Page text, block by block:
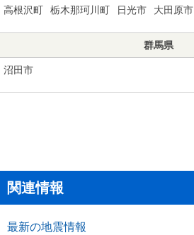
高根沢町
栃木那珂川町 日光市 大田原市
群馬県
沼田市
関連情報
最新の地震情報